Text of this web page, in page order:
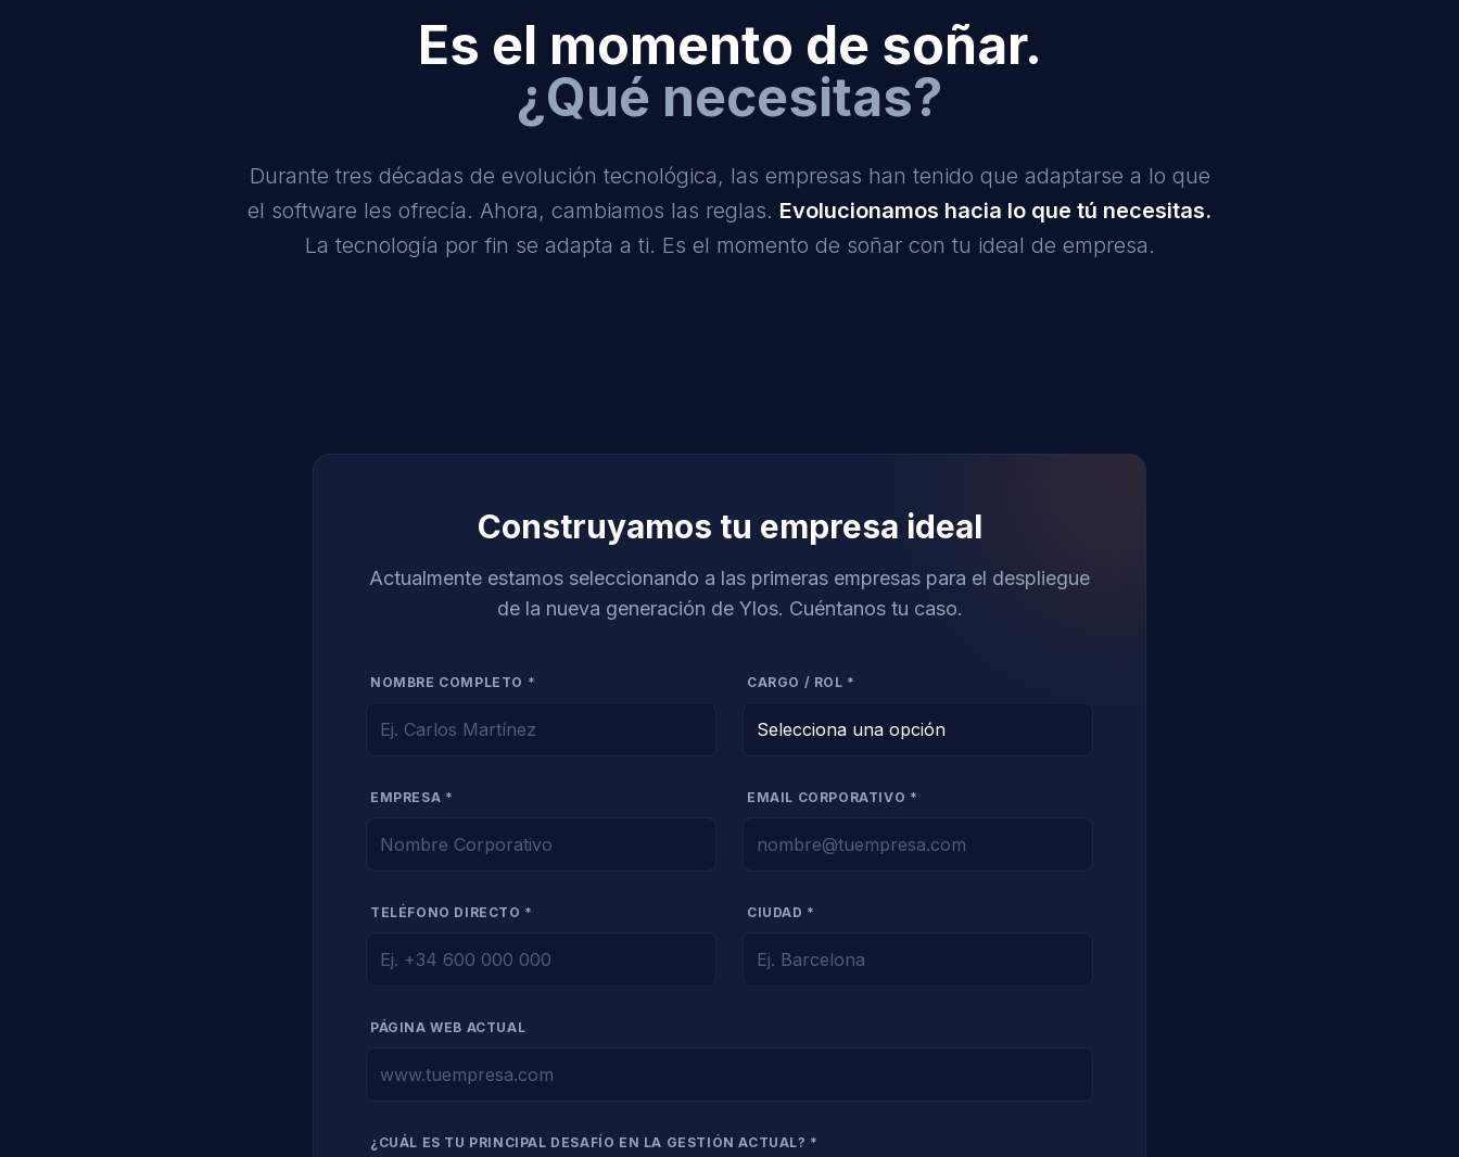
Es el momento de soñar.
¿Qué necesitas?
Durante tres décadas de evolución tecnológica, las empresas han tenido que adaptarse a lo que
el software les ofrecía. Ahora, cambiamos las reglas. Evolucionamos hacia lo que tú necesitas.
La tecnología por fin se adapta a ti. Es el momento de soñar con tu ideal de empresa.
Construyamos tu empresa ideal
Actualmente estamos seleccionando a las primeras empresas para el despliegue
de la nueva generación de Ylos. Cuéntanos tu caso.
NOMBRE COMPLETO * CARGO / ROL *
EMPRESA * EMAIL CORPORATIVO *
TELÉFONO DIRECTO * CIUDAD *
PÁGINA WEB ACTUAL
¿CUÁL ES TU PRINCIPAL DESAFÍO EN LA GESTIÓN ACTUAL? *